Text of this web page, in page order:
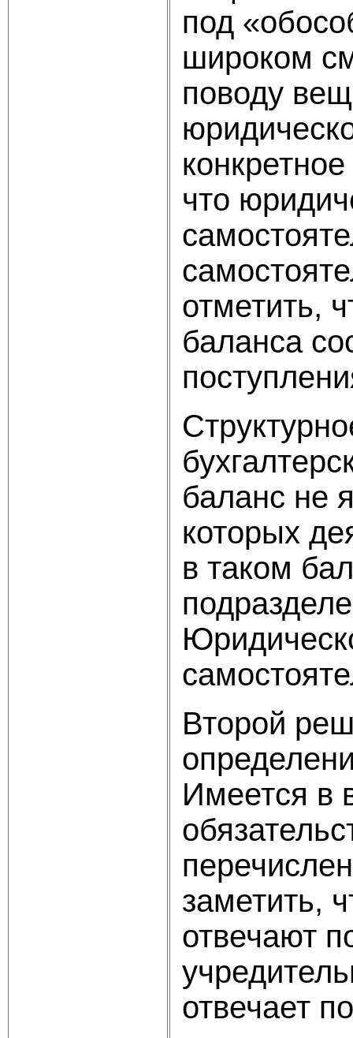
под
широком
поводу
что
отметить,
баланса
баланс не
которых
в таком
Второй
Имеется в
заметить,
отвечают
отвечает